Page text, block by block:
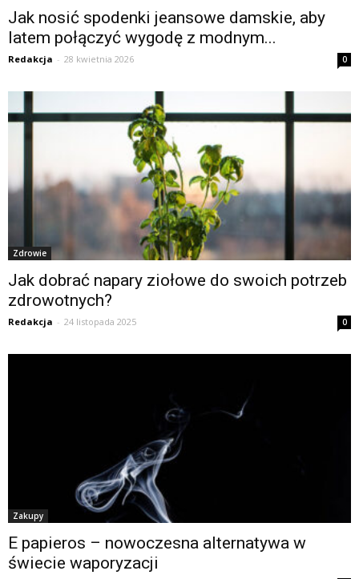
Jak nosić spodenki jeansowe damskie, aby
latem połączyć wygodę z modnym...
Redakcja - 28 kwietnia 2026 0
Zdrowie
Jak dobrać napary ziołowe do swoich potrzeb
zdrowotnych?
Redakcja - 24 listopada 2025 0
Zakupy
E papieros – nowoczesna alternatywa w
świecie waporyzacji